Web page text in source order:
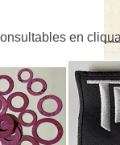
en